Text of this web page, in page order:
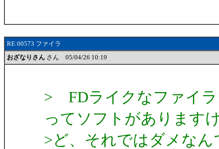
RE:00573 ファイラ
おざなりさん さん 05/04/26 10:19
> FDライクなファイラ
ってソフトがあります
>ど、それではダメな